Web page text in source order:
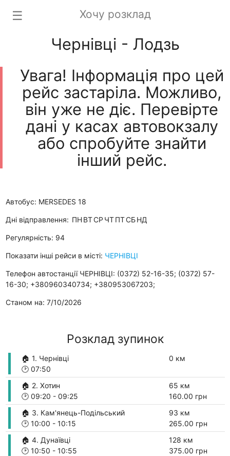
Хочу розклад
☰
Чернівці - Лодзь
Увага! Інформація про цей
рейс застаріла. Можливо,
він уже не діє. Перевірте
дані у касах автовокзалу
або спробуйте знайти
інший рейс.
Автобус: MERSEDES 18
Дні відправлення: ПН ВТСР ЧТ ПТСБ НД
Регулярність: 94
Показати інші рейси в місті: ЧЕРНІВЦІ
Телефон автостанції ЧЕРНІВЦІ: (0372) 52-16-35; (0372) 57-
16-30; +380960340734; +380953067203;
Станом на: 7/10/2026
Розклад зупинок
🏠 1. Чернівці
🕑07:50
0 км
🏠 2. Хотин
🕑09:20 - 09:25
65 км
160.00 грн
🏠 3. Кам'янець-Подільський
🕑10:00 - 10:15
93 км
265.00 грн
🏠 4. Дунаївці
🕑10:50 - 10:55
128 км
375.00 грн